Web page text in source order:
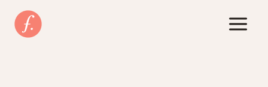
Inhalt
springen